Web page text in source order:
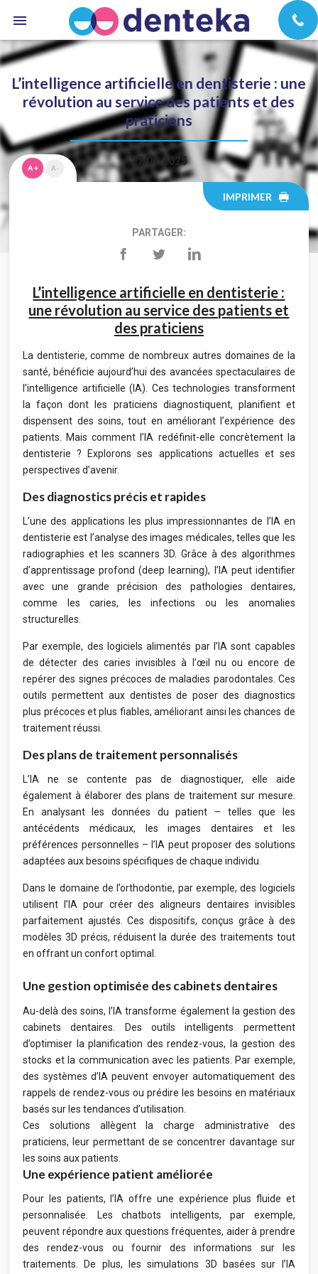
L’intelligence artificielle en dentisterie : une
révolution au service des patients et des
praticiens
27.01.2025
A+ A-
IMPRIMER
PARTAGER:
L’intelligence artificielle en dentisterie :
une révolution au service des patients et
des praticiens
La dentisterie, comme de nombreux autres domaines de la
santé, bénéficie aujourd’hui des avancées spectaculaires de
l’intelligence artificielle (IA). Ces technologies transforment
la façon dont les praticiens diagnostiquent, planifient et
dispensent des soins, tout en améliorant l’expérience des
patients. Mais comment l’IA redéfinit-elle concrètement la
dentisterie ? Explorons ses applications actuelles et ses
perspectives d’avenir.
Des diagnostics précis et rapides
L’une des applications les plus impressionnantes de l’IA en
dentisterie est l’analyse des images médicales, telles que les
radiographies et les scanners 3D. Grâce à des algorithmes
d’apprentissage profond (deep learning), l’IA peut identifier
avec une grande précision des pathologies dentaires,
comme les caries, les infections ou les anomalies
structurelles.
Par exemple, des logiciels alimentés par l’IA sont capables
de détecter des caries invisibles à l’œil nu ou encore de
repérer des signes précoces de maladies parodontales. Ces
outils permettent aux dentistes de poser des diagnostics
plus précoces et plus fiables, améliorant ainsi les chances de
traitement réussi.
Des plans de traitement personnalisés
L’IA ne se contente pas de diagnostiquer, elle aide
également à élaborer des plans de traitement sur mesure.
En analysant les données du patient – telles que les
antécédents médicaux, les images dentaires et les
préférences personnelles – l’IA peut proposer des solutions
adaptées aux besoins spécifiques de chaque individu.
Dans le domaine de l’orthodontie, par exemple, des logiciels
utilisent l’IA pour créer des aligneurs dentaires invisibles
parfaitement ajustés. Ces dispositifs, conçus grâce à des
modèles 3D précis, réduisent la durée des traitements tout
en offrant un confort optimal.
Une gestion optimisée des cabinets dentaires
Au-delà des soins, l’IA transforme également la gestion des
cabinets dentaires. Des outils intelligents permettent
d’optimiser la planification des rendez-vous, la gestion des
stocks et la communication avec les patients. Par exemple,
des systèmes d’IA peuvent envoyer automatiquement des
rappels de rendez-vous ou prédire les besoins en matériaux
basés sur les tendances d’utilisation.
Ces solutions allègent la charge administrative des
praticiens, leur permettant de se concentrer davantage sur
les soins aux patients.
Une expérience patient améliorée
Pour les patients, l’IA offre une expérience plus fluide et
personnalisée. Les chatbots intelligents, par exemple,
peuvent répondre aux questions fréquentes, aider à prendre
des rendez-vous ou fournir des informations sur les
traitements. De plus, les simulations 3D basées sur l’IA